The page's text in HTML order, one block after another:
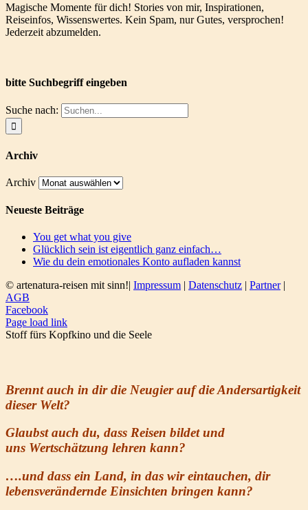
Magische Momente für dich! Stories von mir, Inspirationen,
Reiseinfos, Wissenswertes. Kein Spam, nur Gutes, versprochen!
Jederzeit abzumelden.
bitte Suchbegriff eingeben
Suche nach:
Archiv
Archiv
Neueste Beiträge
You get what you give
Glücklich sein ist eigentlich ganz einfach…
Wie du dein emotionales Konto aufladen kannst
© artenatura-reisen mit sinn!| Impressum | Datenschutz | Partner|
AGB
Facebook
Page load link
Stoff fürs Kopfkino und die Seele
Brennt auch in dir die Neugier auf die Andersartigkeit
dieser Welt?
Glaubst auch du, dass Reisen bildet und
uns Wertschätzung lehren kann?
….und dass ein Land, in das wir eintauchen, dir
lebensverändernde Einsichten bringen kann?